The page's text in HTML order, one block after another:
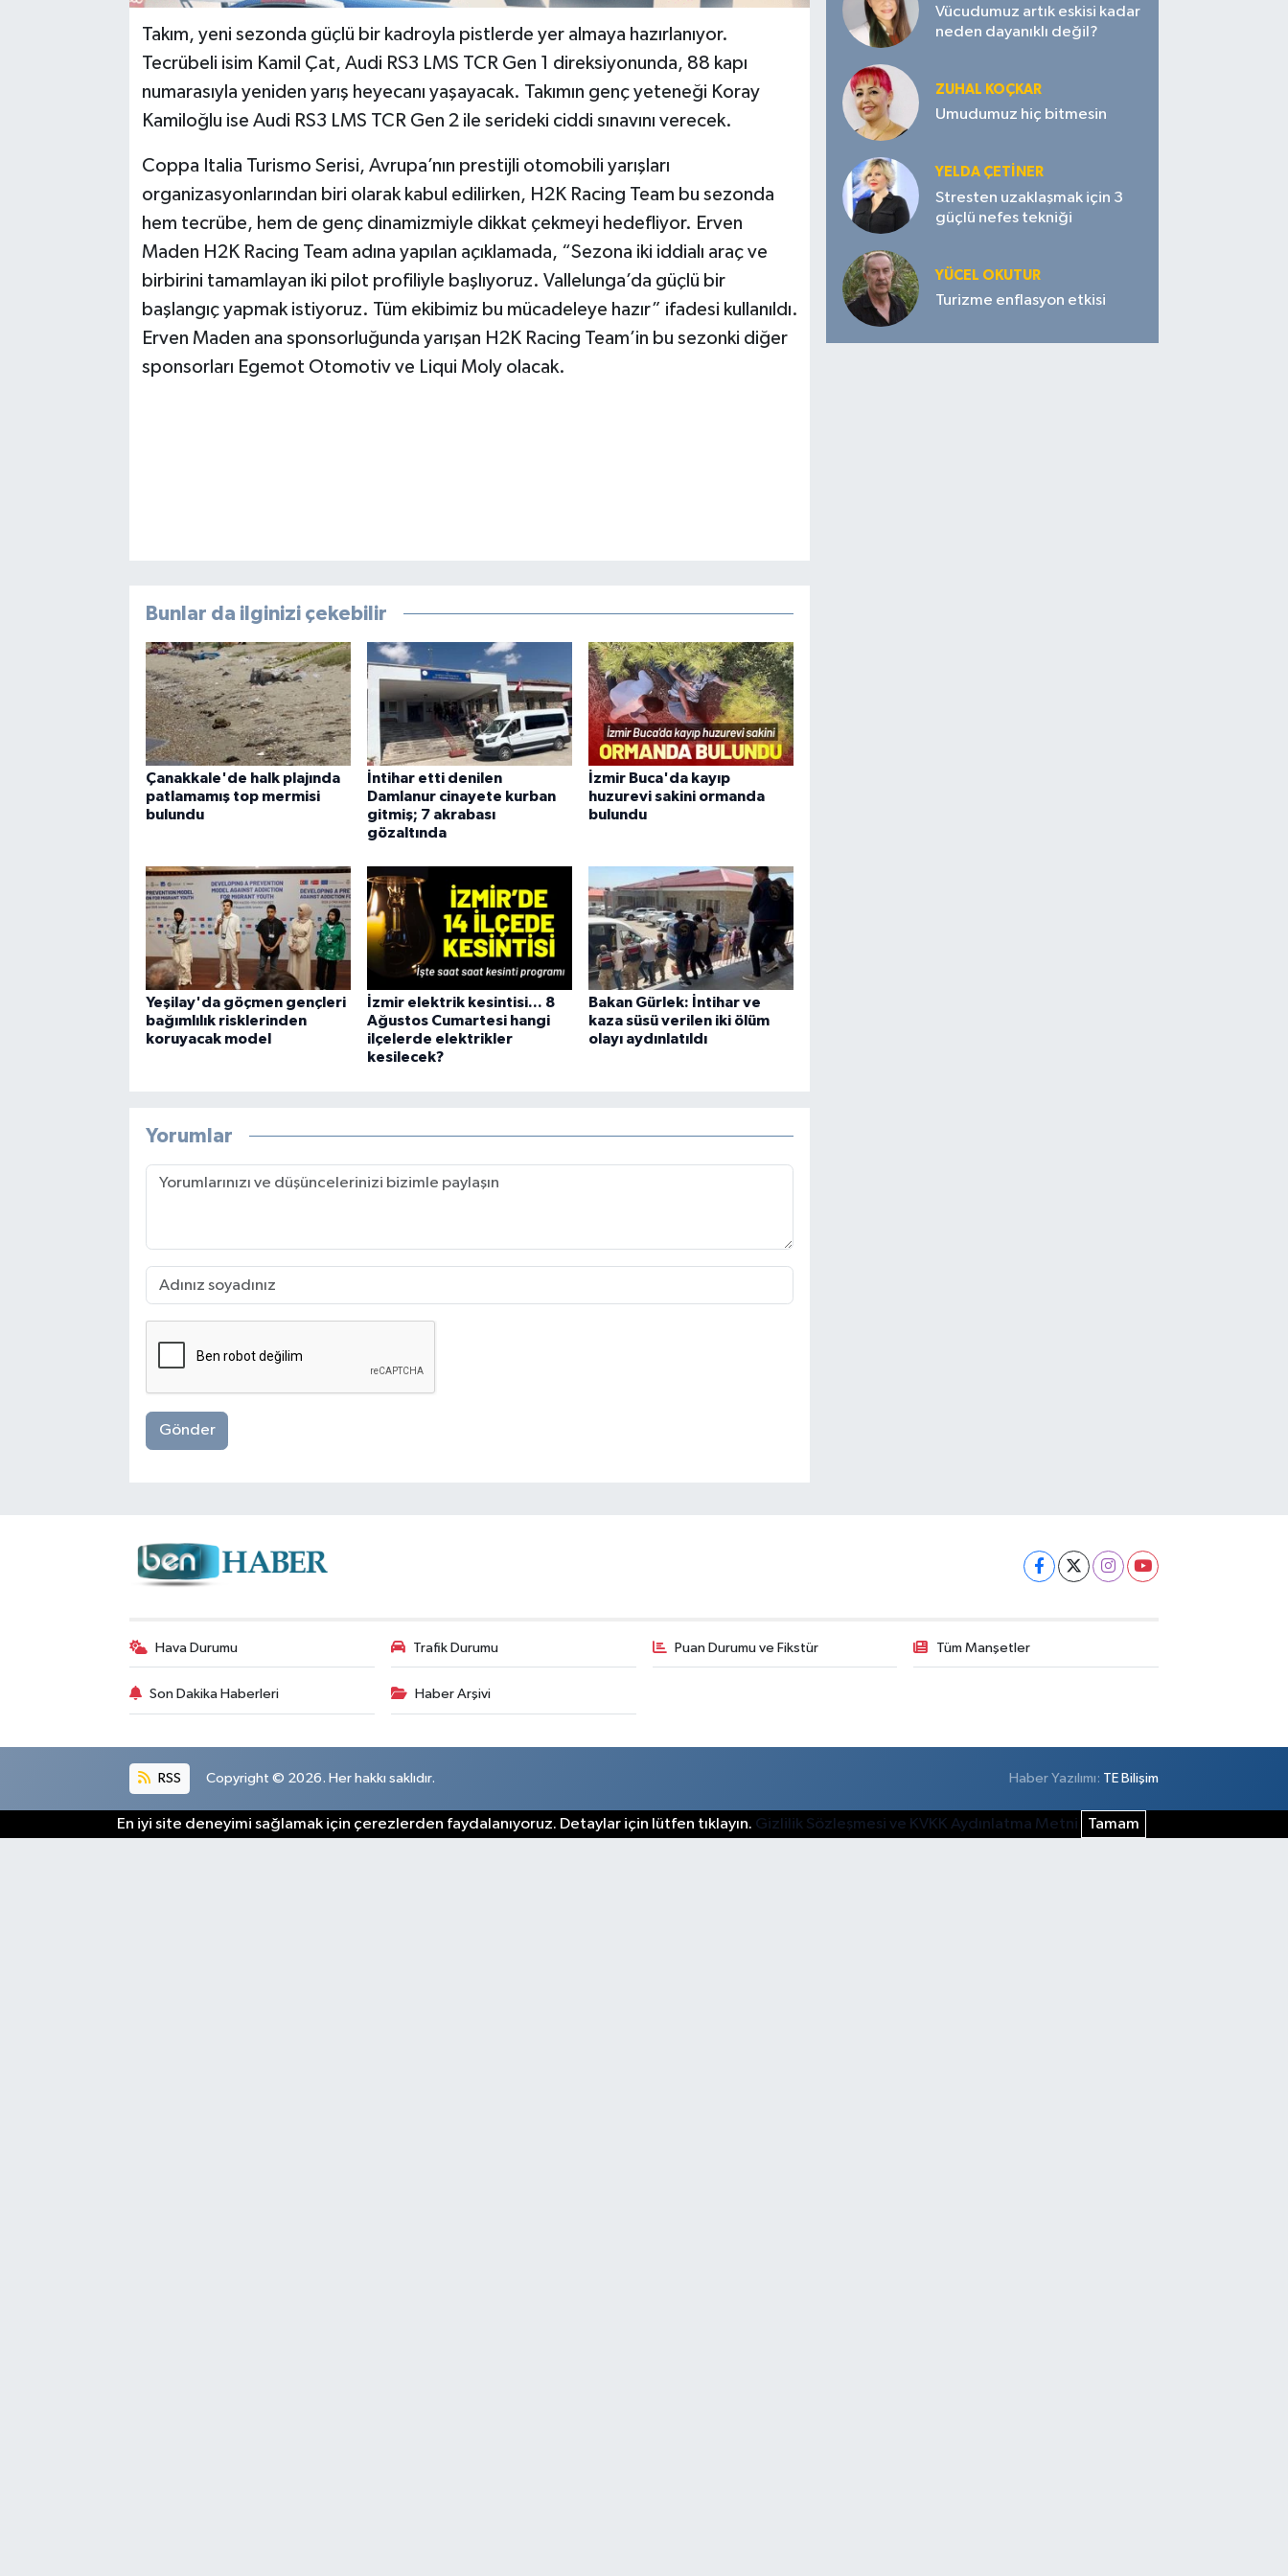
Takım, yeni sezonda güçlü bir kadroyla pistlerde yer almaya hazırlanıyor.
Tecrübeli isim Kamil Çat, Audi RS3 LMS TCR Gen 1 direksiyonunda, 88 kapı
numarasıyla yeniden yarış heyecanı yaşayacak. Takımın genç yeteneği Koray
Kamiloğlu ise Audi RS3 LMS TCR Gen 2 ile serideki ciddi sınavını verecek.
Coppa Italia Turismo Serisi, Avrupa’nın prestijli otomobili yarışları
organizasyonlarından biri olarak kabul edilirken, H2K Racing Team bu sezonda
hem tecrübe, hem de genç dinamizmiyle dikkat çekmeyi hedefliyor. Erven
Maden H2K Racing Team adına yapılan açıklamada, “Sezona iki iddialı araç ve
birbirini tamamlayan iki pilot profiliyle başlıyoruz. Vallelunga’da güçlü bir
başlangıç yapmak istiyoruz. Tüm ekibimiz bu mücadeleye hazır” ifadesi kullanıldı.
Erven Maden ana sponsorluğunda yarışan H2K Racing Team’in bu sezonki diğer
sponsorları Egemot Otomotiv ve Liqui Moly olacak.
Bunlar da ilginizi çekebilir
Çanakkale'de halk plajında
patlamamış top mermisi
bulundu
İntihar etti denilen
Damlanur cinayete kurban
gitmiş; 7 akrabası
gözaltında
İzmir Buca'da kayıp
huzurevi sakini ormanda
bulundu
Yeşilay'da göçmen gençleri
bağımlılık risklerinden
koruyacak model
İzmir elektrik kesintisi... 8
Ağustos Cumartesi hangi
ilçelerde elektrikler
kesilecek?
Bakan Gürlek: İntihar ve
kaza süsü verilen iki ölüm
olayı aydınlatıldı
Yorumlar
Gönder
Vücudumuz artık eskisi kadar
neden dayanıklı değil?
ZUHAL KOÇKAR
Umudumuz hiç bitmesin
YELDA ÇETİNER
Stresten uzaklaşmak için 3
güçlü nefes tekniği
YÜCEL OKUTUR
Turizme enflasyon etkisi
Hava Durumu Trafik Durumu Puan Durumu ve Fikstür Tüm Manşetler
Son Dakika Haberleri Haber Arşivi
RSS Copyright © 2026. Her hakkı saklıdır. Haber Yazılımı: TE Bilişim
En iyi site deneyimi sağlamak için çerezlerden faydalanıyoruz. Detaylar için lütfen tıklayın. Gizlilik Sözleşmesi ve KVKK Aydınlatma Metni Tamam